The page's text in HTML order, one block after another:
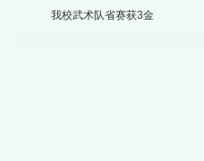
我校武术队省赛获3金